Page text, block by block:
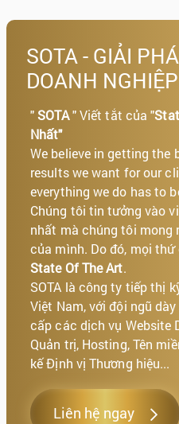
SOTA - GIẢI
DOANH
"SOTA" Viết tắt của "
Nhất"
We believe in getting the
results we want for our
everything we do has to
Chúng tôi tin tưởng vào
nhất mà chúng tôi mong
của mình. Do đó, mọi
State Of The Art.
SOTA là công ty tiếp thị
Việt Nam, với đội ngũ
cấp các dịch vụ Website
Quản trị, Hosting, Tên
kế Định vị Thương hiệu...
Liên hệ ngay